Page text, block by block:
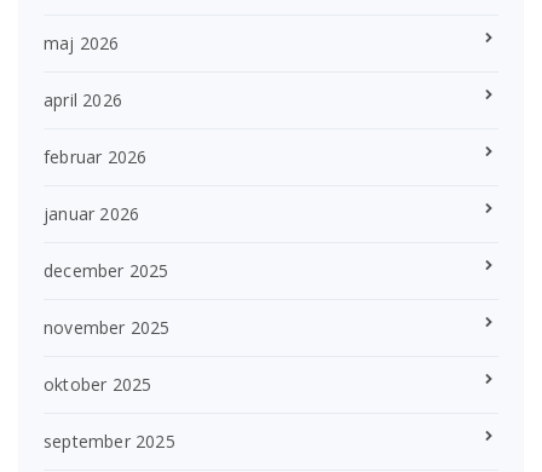
maj 2026
april 2026
februar 2026
januar 2026
december 2025
november 2025
oktober 2025
september 2025